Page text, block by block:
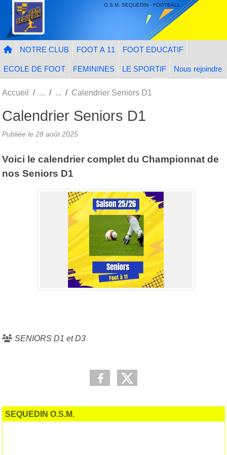
O.S.M. SEQUEDIN - FOOTBALL
NOTRE CLUB FOOT A 11 FOOT EDUCATIF
ECOLE DE FOOT FEMININES LE SPORTIF Nous rejoindre
Accueil Calendrier Seniors D1
Calendrier Seniors D1
Publiée le 28 août 2025
Voici le calendrier complet du Championnat de
nos Seniors D1
SENIORS D1 et D3
SEQUEDIN O.S.M.
Panneau de gestion des cookies